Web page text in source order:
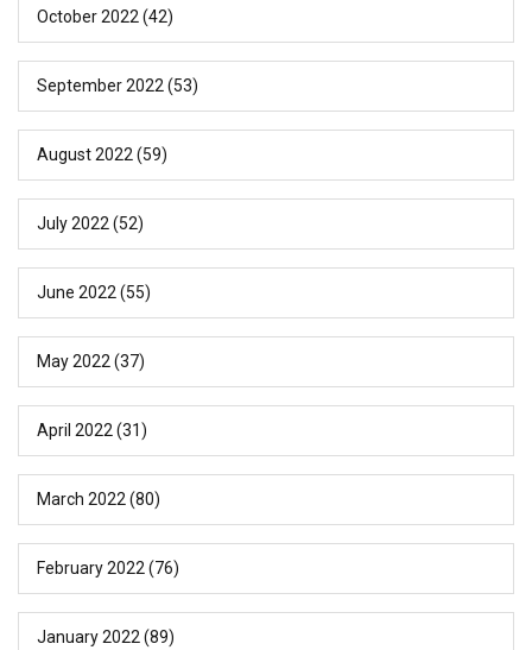
October 2022 (42)
September 2022 (53)
August 2022 (59)
July 2022 (52)
June 2022 (55)
May 2022 (37)
April 2022 (31)
March 2022 (80)
February 2022 (76)
January 2022 (89)